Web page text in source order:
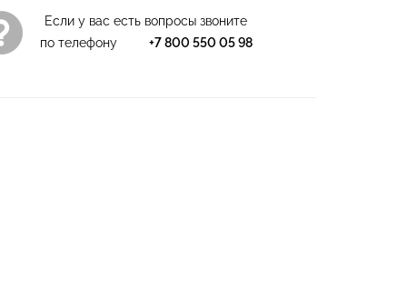
Если у вас есть вопросы звоните
по телефону
+7 800 550 05 98